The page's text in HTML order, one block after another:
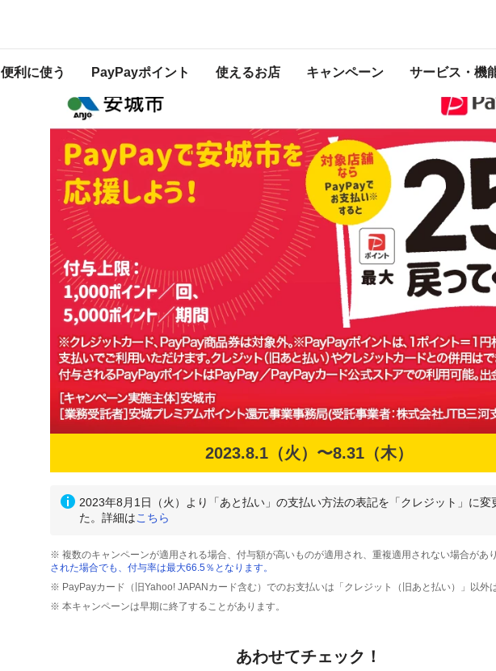
便利に使う PayPayポイント 使えるお店 キャンペーン サービス・機
になります。開催中のキャンペーン一覧はこちら
2023.8.1（火）〜8.31（木）
2023年8月1日（火）より「あと払い」の支払い方法の表記を「クレジット」に変
た。詳細はこちら
※ 複数のキャンペーンが適用される場合、付与額が高いものが適用され、重複適用されない場合があり
された場合でも、付与率は最大66.5％となります。
※ PayPayカード（旧Yahoo! JAPANカード含む）でのお支払いは「クレジット（旧あと払い）」以外
※ 本キャンペーンは早期に終了することがあります。
あわせてチェック！